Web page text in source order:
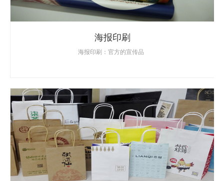
海报印刷
海报印刷：官方的宣传品